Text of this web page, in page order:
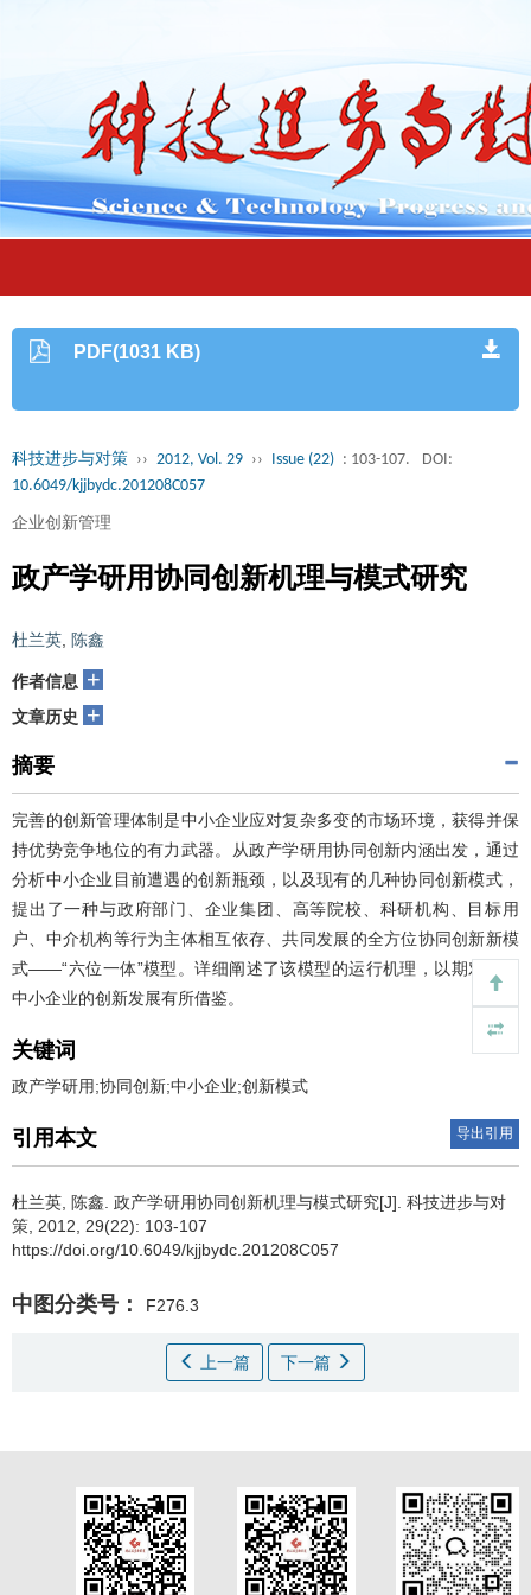
PDF(1031 KB)
科技进步与对策 ›› 2012, Vol. 29 ›› Issue (22) : 103-107.
DOI:
10.6049/kjjbydc.201208C057
企业创新管理
政产学研用协同创新机理与模式研究
杜兰英 陈鑫
作者信息 +
文章历史 +
摘要
完善的创新管理体制是中小企业应对复杂多变的市场环境，获得并保
持优势竞争地位的有力武器。从政产学研用协同创新内涵出发，通过
分析中小企业目前遭遇的创新瓶颈，以及现有的几种协同创新模式，
提出了一种与政府部门、企业集团、高等院校、科研机构、目标用
户、中介机构等行为主体相互依存、共同发展的全方位协同创新新模
式——“六位一体”模型。详细阐述了该模型的运行机理，以期对我国
中小企业的创新发展有所借鉴。
关键词
政产学研用;协同创新;中小企业;创新模式
引用本文 导出引用
杜兰英 陈鑫 政产学研用协同创新机理与模式研究[J]. 科技进步与对
策, 2012, 29(22): 103-107
https://doi.org/10.6049/kjjbydc.201208C057
中图分类号： F276.3
上一篇 下一篇